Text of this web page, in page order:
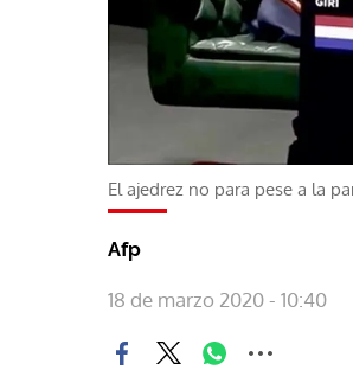
El ajedrez no para pese a la
Afp
18 de marzo 2020 - 10:40